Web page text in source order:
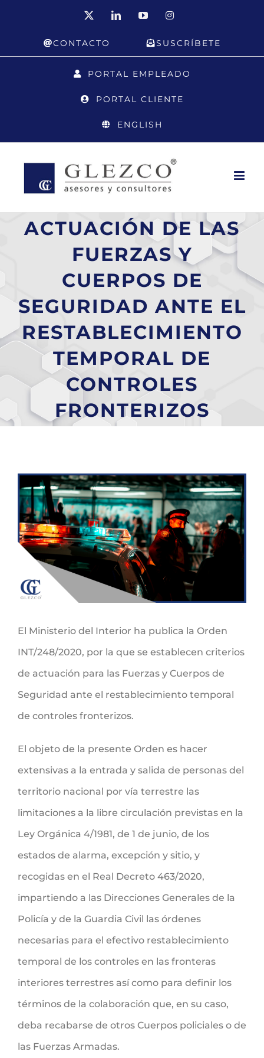
LinkedInYouTubeInstagram
CONTACTO SUSCRÍBETE
PORTAL EMPLEADO
PORTAL CLIENTE
ENGLISH
ACTUACIÓN DE LAS
FUERZAS Y
CUERPOS DE
SEGURIDAD ANTE EL
RESTABLECIMIENTO
TEMPORAL DE
CONTROLES
FRONTERIZOS
imagen
más
grande
El Ministerio del Interior ha publica la Orden
INT/248/2020, por la que se establecen criterios
de actuación para las Fuerzas y Cuerpos de
Seguridad ante el restablecimiento temporal
de controles fronterizos.
El objeto de la presente Orden es hacer
extensivas a la entrada y salida de personas del
territorio nacional por vía terrestre las
limitaciones a la libre circulación previstas en la
Ley Orgánica 4/1981, de 1 de junio, de los
estados de alarma, excepción y sitio, y
recogidas en el Real Decreto 463/2020,
impartiendo a las Direcciones Generales de la
Policía y de la Guardia Civil las órdenes
necesarias para el efectivo restablecimiento
temporal de los controles en las fronteras
interiores terrestres así como para definir los
términos de la colaboración que, en su caso,
deba recabarse de otros Cuerpos policiales o de
las Fuerzas Armadas.